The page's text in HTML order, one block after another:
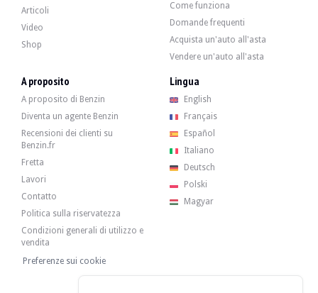
Articoli
Video
Shop
Come funziona
Domande frequenti
Acquista un'auto all'asta
Vendere un'auto all'asta
A proposito
A proposito di Benzin
Diventa un agente Benzin
Recensioni dei clienti su
Benzin.fr
Fretta
Lavori
Contatto
Politica sulla riservatezza
Condizioni generali di utilizzo e
vendita
Preferenze sui cookie
Lingua
English
Français
Español
Italiano
Deutsch
Polski
Magyar